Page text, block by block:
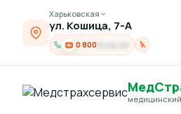
Харьковская
ул. Кошица, 7-А
0 800